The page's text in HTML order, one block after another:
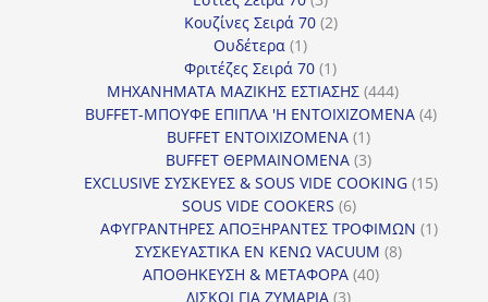
προϊόντα
Κουζίνες Σειρά 70 22
Ουδέτερα 11
προϊόν
Φριτέζες Σειρά 70 11
προϊόν
ΜΗΧΑΝΗΜΑΤΑ ΜΑΖΙΚΗΣ ΕΣΤΙΑΣΗΣ 444444
προϊόντα
BUFFET-ΜΠΟΥΦΕ ΕΠΙΠΛΑ 'Η ΕΝΤΟΙΧΙΖΟΜΕΝΑ 44
BUFFET ΕΝΤΟΙΧΙΖΟΜΕΝΑ 11
προϊόν
BUFFET ΘΕΡΜΑΙΝΟΜΕΝΑ 33
προϊόντα
EXCLUSIVE ΣΥΣΚΕΥΕΣ & SOUS VIDE COOKING 1515
SOUS VIDE COOKERS 66
προϊόντα
ΑΦΥΓΡΑΝΤΗΡΕΣ ΑΠΟΞΗΡΑΝΤΕΣ ΤΡΟΦΙΜΩΝ 11
ΣΥΣΚΕΥΑΣΤΙΚΑ ΕΝ ΚΕΝΩ VACUUM 88
ΑΠΟΘΗΚΕΥΣΗ & ΜΕΤΑΦΟΡΑ 4040
ΔΙΣΚΟΙ ΓΙΑ ΖΥΜΑΡΙΑ 33